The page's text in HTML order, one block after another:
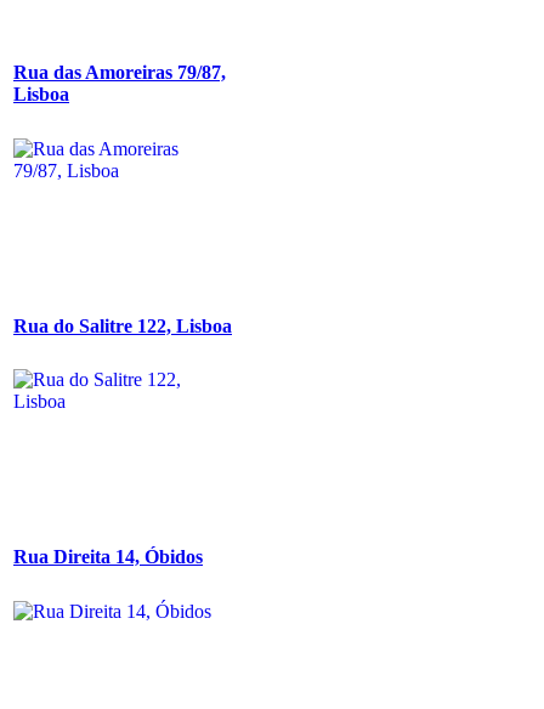
Rua das Amoreiras 79/87,
Lisboa
Rua do Salitre 122, Lisboa
Rua Direita 14, Óbidos